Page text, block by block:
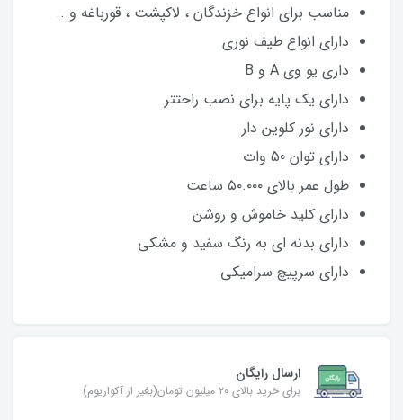
مناسب برای انواع خزندگان ، لاکپشت ، قورباغه و...
دارای انواع طیف نوری
داری یو وی A و B
دارای یک پایه برای نصب راحتتر
دارای نور کلوین دار
دارای توان 50 وات
طول عمر بالای ۵۰.۰۰۰ ساعت
دارای کلید خاموش و روشن
دارای بدنه ای به رنگ سفید و مشکی
دارای سرپیچ سرامیکی
ارسال رایگان
برای خرید بالای ۲۰ میلیون تومان(بغیر از آکواریوم)